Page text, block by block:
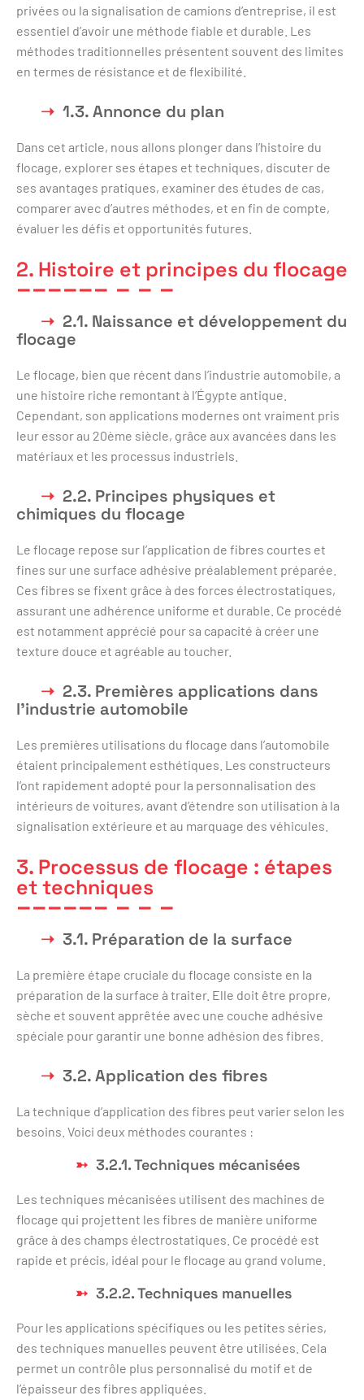
privées ou la signalisation de camions d’entreprise, il est
essentiel d’avoir une méthode fiable et durable. Les
méthodes traditionnelles présentent souvent des limites
en termes de résistance et de flexibilité.
1.3. Annonce du plan
Dans cet article, nous allons plonger dans l’histoire du
flocage, explorer ses étapes et techniques, discuter de
ses avantages pratiques, examiner des études de cas,
comparer avec d’autres méthodes, et en fin de compte,
évaluer les défis et opportunités futures.
2. Histoire et principes du flocage
2.1. Naissance et développement du
flocage
Le flocage, bien que récent dans l’industrie automobile, a
une histoire riche remontant à l’Égypte antique.
Cependant, son applications modernes ont vraiment pris
leur essor au 20ème siècle, grâce aux avancées dans les
matériaux et les processus industriels.
2.2. Principes physiques et
chimiques du flocage
Le flocage repose sur l’application de fibres courtes et
fines sur une surface adhésive préalablement préparée.
Ces fibres se fixent grâce à des forces électrostatiques,
assurant une adhérence uniforme et durable. Ce procédé
est notamment apprécié pour sa capacité à créer une
texture douce et agréable au toucher.
2.3. Premières applications dans
l’industrie automobile
Les premières utilisations du flocage dans l’automobile
étaient principalement esthétiques. Les constructeurs
l’ont rapidement adopté pour la personnalisation des
intérieurs de voitures, avant d’étendre son utilisation à la
signalisation extérieure et au marquage des véhicules.
3. Processus de flocage : étapes
et techniques
3.1. Préparation de la surface
La première étape cruciale du flocage consiste en la
préparation de la surface à traiter. Elle doit être propre,
sèche et souvent apprêtée avec une couche adhésive
spéciale pour garantir une bonne adhésion des fibres.
3.2. Application des fibres
La technique d’application des fibres peut varier selon les
besoins. Voici deux méthodes courantes :
3.2.1. Techniques mécanisées
Les techniques mécanisées utilisent des machines de
flocage qui projettent les fibres de manière uniforme
grâce à des champs électrostatiques. Ce procédé est
rapide et précis, idéal pour le flocage au grand volume.
3.2.2. Techniques manuelles
Pour les applications spécifiques ou les petites séries,
des techniques manuelles peuvent être utilisées. Cela
permet un contrôle plus personnalisé du motif et de
l’épaisseur des fibres appliquées.